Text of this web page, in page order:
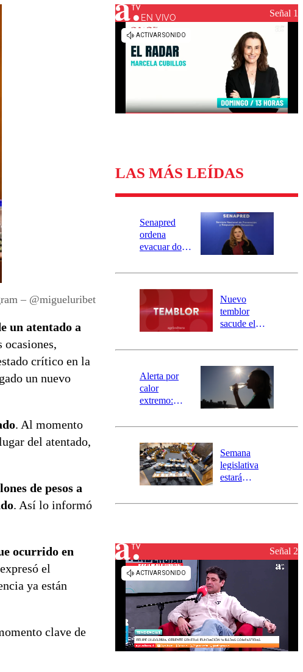
Universidad de Chile
Sustentabilidad
– @migueluribet
un atentado a
ocasiones,
crítico en la
un nuevo
. Al momento
del atentado,
de pesos a
. Así lo informó
ocurrido en
el
ya están
clave de
EN VIVO Señal 1
LAS MÁS LEÍDAS
Senapred
ordena
evacuar dos
Carahue por
río Damas:
activa
mensajería
SAE
Nuevo
temblor
sacude el
revisa la
epicentro
Alerta por
calor
extremo:
activa Alerta
Preventiva en
tres comunas
Semana
legislativa
estará
el fin de la
reconstrucciónSeñal 2